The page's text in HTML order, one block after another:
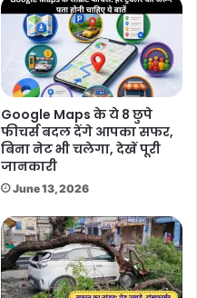
Google Maps के ये 8 छुपे
फीचर्स बदल देंगे आपका सफर,
बिना नेट भी चलेगा, देखें पूरी
जानकारी
June 13, 2026